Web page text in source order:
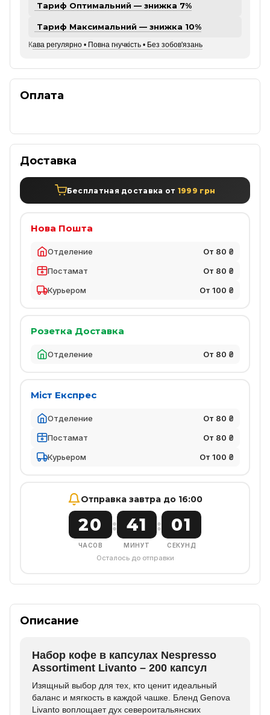
Тариф Оптимальний — знижка 7%
Тариф Максимальний — знижка 10%
Кава регулярно • Повна гнучкість • Без зобов'язань
Оплата
Доставка
Бесплатная доставка от 1999 грн
Нова Пошта
Отделение
От 80 ₴
Постамат
От 80 ₴
Курьером
От 100 ₴
Розетка Доставка
Отделение От 80 ₴
Міст Експрес
Отделение
От 80 ₴
Постамат
От 80 ₴
Курьером
От 100 ₴
Отправка завтра до 16:00
20
ЧАСОВ
: 41
МИНУТ
: 01
СЕКУНД
Осталось до отправки
Описание
Набор кофе в капсулах Nespresso
Assortiment Livanto – 200 капсул
Изящный выбор для тех, кто ценит идеальный
баланс и мягкость в каждой чашке. Бленд Genova
Livanto воплощает дух североитальянских